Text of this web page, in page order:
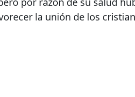
la unión de los